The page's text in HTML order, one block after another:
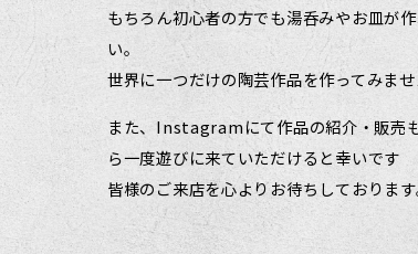
もちろん初心者の方でも湯呑みやお皿が
い。
世界に一つだけの陶芸作品を作ってみませ
また、Instagramにて作品の紹介・販売
ら一度遊びに来ていただけると幸いです
皆様のご来店を心よりお待ちしております